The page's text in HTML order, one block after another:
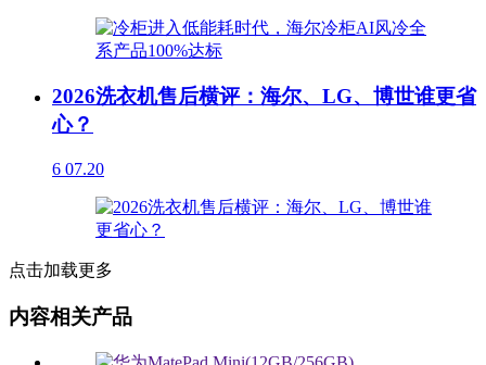
2026洗衣机售后横评：海尔、LG、博世谁更省
心？
6 07.20
点击加载更多
内容相关产品